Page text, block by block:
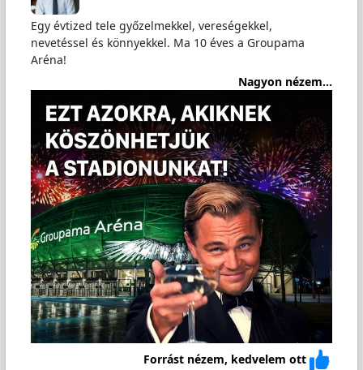
Egy évtized tele győzelmekkel, vereségekkel,
nevetéssel és könnyekkel. Ma 10 éves a Groupama
Aréna!
Nagyon nézem...
Forrást nézem, kedvelem ott